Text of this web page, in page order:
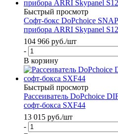
Быстрый просмотр
Софт-бокс DoPchoice
прибора ARRI Skypanel
104 966 руб./шт
-
В корзину
Быстрый просмотр
Рассеиватель DoPchoice
софт-бокса SXF44
13 015 руб./шт
-